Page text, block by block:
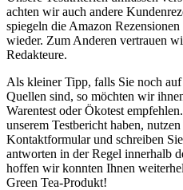
achten wir auch andere
spiegeln die Amazon
wieder. Zum Anderen vertrauen
Redakteure.
Als kleiner Tipp, falls Sie noch
Quellen sind, so möchten wir
Warentest oder Ökotest
unserem Testbericht haben,
Kontaktformular und schreiben
antworten in der Regel innerhalb
hoffen wir konnten Ihnen
Green Tea-Produkt!